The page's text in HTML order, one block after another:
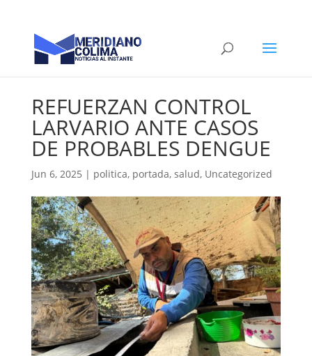
REFUERZAN CONTROL
LARVARIO ANTE CASOS
DE PROBABLES DENGUE
Jun 6, 2025 | politica, portada, salud, Uncategorized